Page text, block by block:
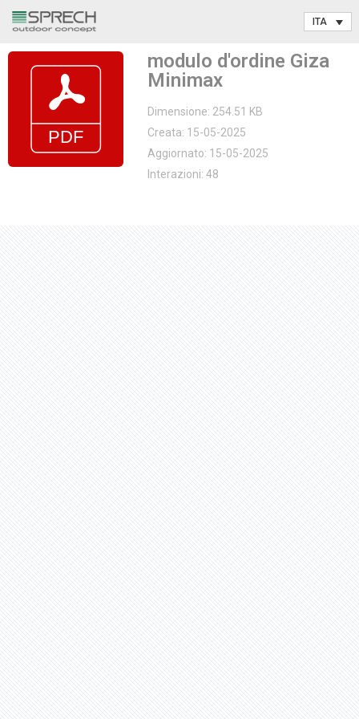
contenuto
modulo d'ordine Giza
Minimax
Dimensione: 254.51 KB
Creata: 15-05-2025
Aggiornato: 15-05-2025
Interazioni: 48